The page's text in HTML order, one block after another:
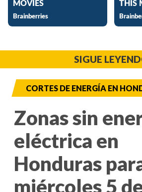
SIGUE
CORTES DE ENERGÍA EN
Zonas sin
eléctrica en
Honduras
miércoles 5